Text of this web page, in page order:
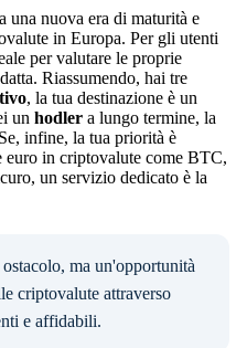
nuova era di maturità e
in Europa. Per gli utenti
per valutare le proprie
Riassumendo, hai tre
, la tua destinazione è un
un hodler a lungo termine, la
infine, la tua priorità è
euro in criptovalute come BTC,
un servizio dedicato è la
ma un'opportunità
criptovalute attraverso
e affidabili.